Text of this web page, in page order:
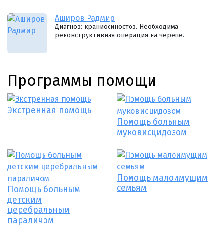
Аширов Радмир
Диагноз: краниосиностоз. Необходима
реконструктивная операция на черепе.
Программы помощи
Экстренная помощь
Помощь больным
муковисцидозом
Помощь больным
детским
церебральным
параличом
Помощь малоимущим
семьям